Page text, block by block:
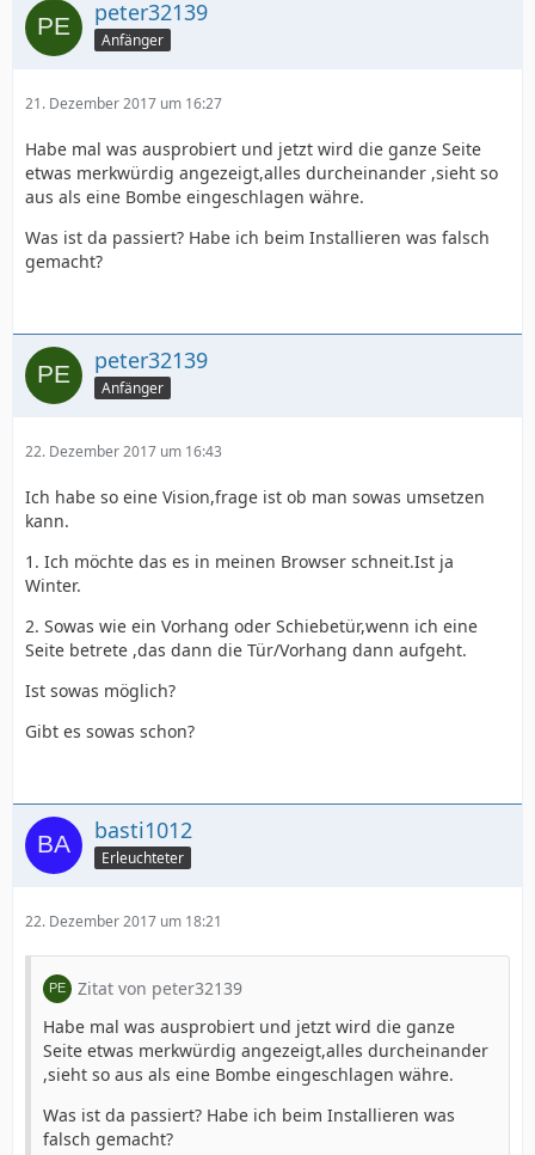
peter32139
Anfänger
21. Dezember 2017 um 16:27
Habe mal was ausprobiert und jetzt wird die ganze Seite
etwas merkwürdig angezeigt,alles durcheinander ,sieht so
aus als eine Bombe eingeschlagen währe.
Was ist da passiert? Habe ich beim Installieren was falsch
gemacht?
peter32139
Anfänger
22. Dezember 2017 um 16:43
Ich habe so eine Vision,frage ist ob man sowas umsetzen
kann.
1. Ich möchte das es in meinen Browser schneit.Ist ja
Winter.
2. Sowas wie ein Vorhang oder Schiebetür,wenn ich eine
Seite betrete ,das dann die Tür/Vorhang dann aufgeht.
Ist sowas möglich?
Gibt es sowas schon?
basti1012
Erleuchteter
22. Dezember 2017 um 18:21
Zitat von peter32139
Habe mal was ausprobiert und jetzt wird die ganze
Seite etwas merkwürdig angezeigt,alles durcheinander
,sieht so aus als eine Bombe eingeschlagen währe.
Was ist da passiert? Habe ich beim Installieren was
falsch gemacht?